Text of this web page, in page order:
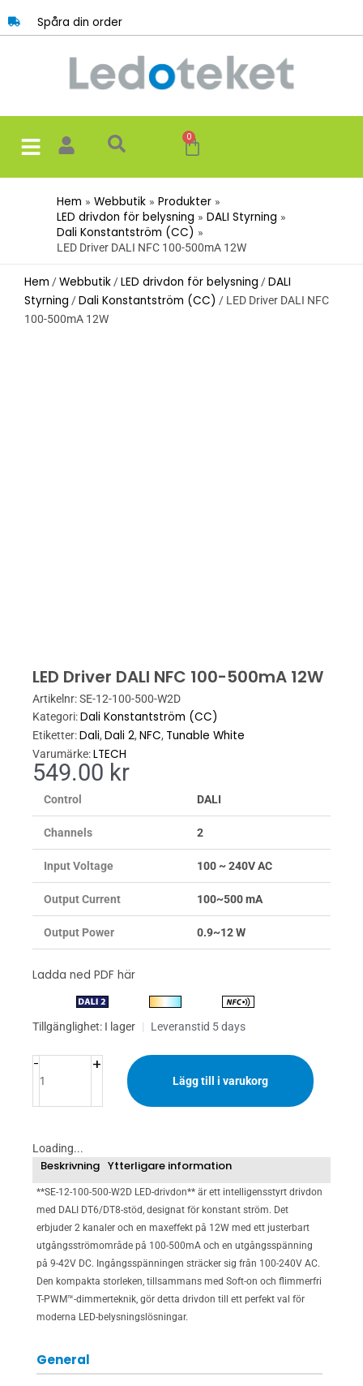
till
Spåra din order
0
Varukorg
Hem Webbutik
Produkter
LED drivdon för belysning
DALI Styrning
Dali Konstantström (CC)
LED Driver DALI NFC 100-500mA 12W
Hem /Webbutik /LED drivdon för belysning /DALI
Styrning /Dali Konstantström (CC) / LED Driver DALI NFC
100-500mA 12W
LED Driver DALI NFC 100-500mA 12W
Artikelnr:SE-12-100-500-W2D
Kategori:Dali Konstantström (CC)
Etiketter:Dali, Dali 2, NFC, Tunable White
Varumärke:LTECH
549.00 kr
Control DALI
Channels 2
Input Voltage 100 ~ 240V AC
Output Current 100~500 mA
Output Power 0.9~12 W
Ladda ned PDF här
Tillgänglighet: I lager | Leveranstid 5 days
-
LED
DALI
NFC
mängd
+
Lägg till i varukorg
Loading...
Beskrivning Ytterligare information
**SE-12-100-500-W2D LED-drivdon** är ett intelligensstyrt drivdon
med DALI DT6/DT8-stöd, designat för konstant ström. Det
erbjuder 2 kanaler och en maxeffekt på 12W med ett justerbart
utgångsströmområde på 100-500mA och en utgångsspänning
på 9-42V DC. Ingångsspänningen sträcker sig från 100-240V AC.
Den kompakta storleken, tillsammans med Soft-on och flimmerfri
T-PWM™-dimmerteknik, gör detta drivdon till ett perfekt val för
moderna LED-belysningslösningar.
General